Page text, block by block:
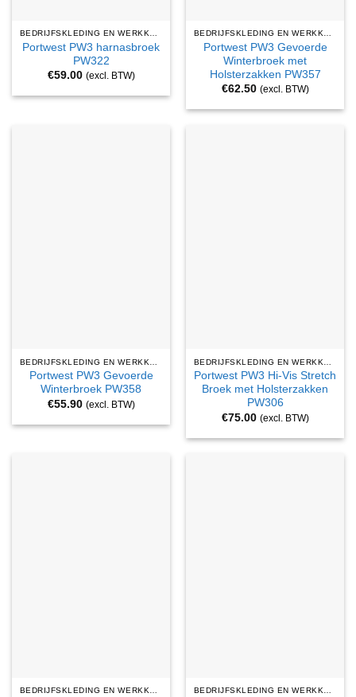
BEDRIJFSKLEDING EN WERKKLEDING
Portwest PW3 harnasbroek
PW322
€59.00 (excl. BTW)
BEDRIJFSKLEDING EN WERKKLEDING
Portwest PW3 Gevoerde
Winterbroek met
Holsterzakken PW357
€62.50 (excl. BTW)
Portwest PW3 Gevoerde
Winterbroek PW358
€55.90 (excl. BTW)
Portwest PW3 Hi-Vis Stretch
Broek met Holsterzakken
PW306
€75.00 (excl. BTW)